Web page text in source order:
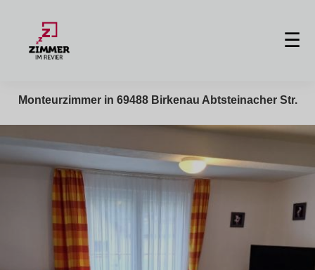
☰
Monteurzimmer in 69488 Birkenau Abtsteinacher Str.